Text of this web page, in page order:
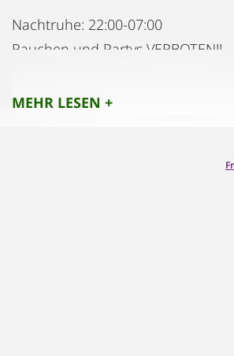
Nachtruhe: 22:00-07:00
Rauchen und Partys VERBOTEN!!
MEHR LESEN +